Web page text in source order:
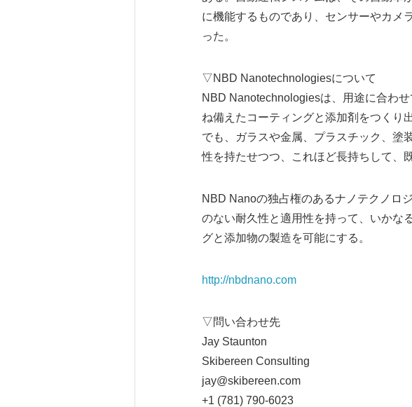
に機能するものであり、センサーやカメ
った。
▽NBD Nanotechnologiesについて
NBD Nanotechnologiesは、用途に合わ
ね備えたコーティングと添加剤をつくり
でも、ガラスや金属、プラスチック、塗
性を持たせつつ、これほど長持ちして、
NBD Nanoの独占権のあるナノテクノロ
のない耐久性と適用性を持って、いかな
グと添加物の製造を可能にする。
http://nbdnano.com
▽問い合わせ先
Jay Staunton
Skibereen Consulting
jay@skibereen.com
+1 (781) 790-6023